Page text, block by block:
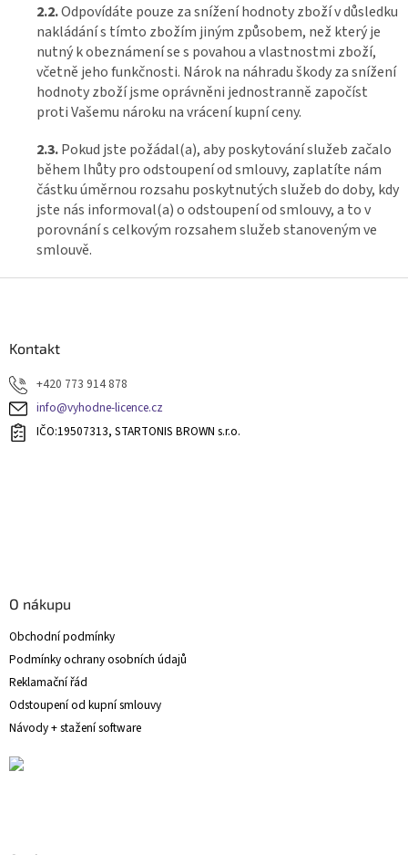
2.2.Odpovídáte pouze za snížení hodnoty zboží v důsledku
nakládání s tímto zbožím jiným způsobem, než který je
nutný k obeznámení se s povahou a vlastnostmi zboží,
včetně jeho funkčnosti. Nárok na náhradu škody za snížení
hodnoty zboží jsme oprávněni jednostranně započíst
proti Vašemu nároku na vrácení kupní ceny.
2.3.Pokud jste požádal(a), aby poskytování služeb začalo
během lhůty pro odstoupení od smlouvy, zaplatíte nám
částku úměrnou rozsahu poskytnutých služeb do doby, kdy
jste nás informoval(a) o odstoupení od smlouvy, a to v
porovnání s celkovým rozsahem služeb stanoveným ve
smlouvě.
Kontakt
+420 773 914 878
info@vyhodne-licence.cz
IČO:19507313, STARTONIS BROWN s.r.o.
O nákupu
Obchodní podmínky
Podmínky ochrany osobních údajů
Reklamační řád
Odstoupení od kupní smlouvy
Návody + stažení software